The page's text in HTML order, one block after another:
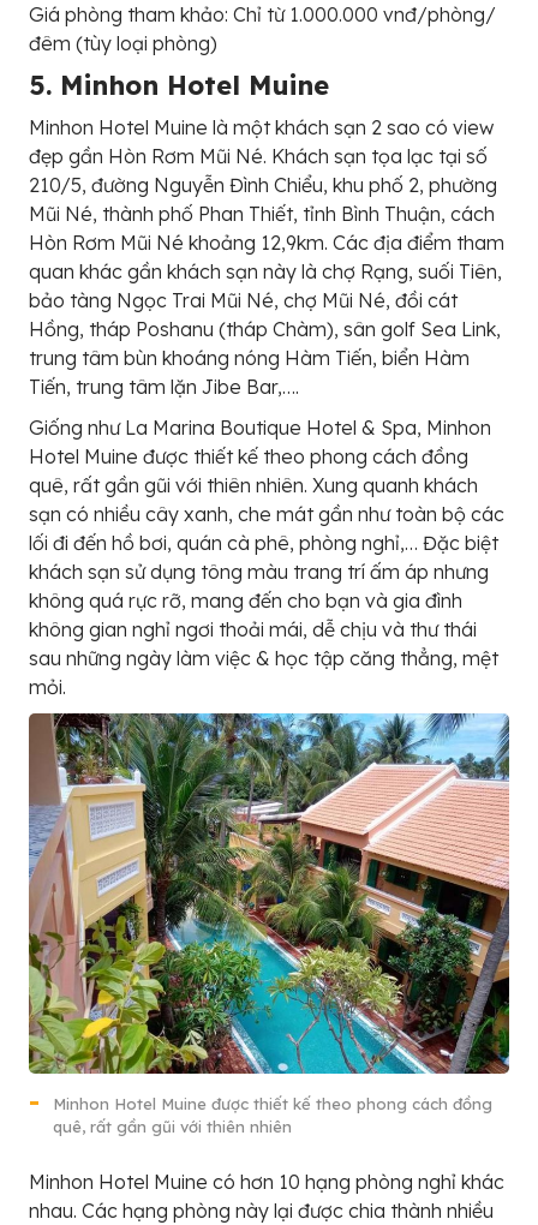
Giá phòng tham khảo: Chỉ từ 1.000.000 vnđ/phòng/
đêm (tùy loại phòng)
5. Minhon Hotel Muine
Minhon Hotel Muine là một khách sạn 2 sao có view
đẹp gần Hòn Rơm Mũi Né. Khách sạn tọa lạc tại số
210/5, đường Nguyễn Đình Chiểu, khu phố 2, phường
Mũi Né, thành phố Phan Thiết, tỉnh Bình Thuận, cách
Hòn Rơm Mũi Né khoảng 12,9km. Các địa điểm tham
quan khác gần khách sạn này là chợ Rạng, suối Tiên,
bảo tàng Ngọc Trai Mũi Né, chợ Mũi Né, đồi cát
Hồng, tháp Poshanu (tháp Chàm), sân golf Sea Link,
trung tâm bùn khoáng nóng Hàm Tiến, biển Hàm
Tiến, trung tâm lặn Jibe Bar,….
Giống như La Marina Boutique Hotel & Spa, Minhon
Hotel Muine được thiết kế theo phong cách đồng
quê, rất gần gũi với thiên nhiên. Xung quanh khách
sạn có nhiều cây xanh, che mát gần như toàn bộ các
lối đi đến hồ bơi, quán cà phê, phòng nghỉ,… Đặc biệt
khách sạn sử dụng tông màu trang trí ấm áp nhưng
không quá rực rỡ, mang đến cho bạn và gia đình
không gian nghỉ ngơi thoải mái, dễ chịu và thư thái
sau những ngày làm việc & học tập căng thẳng, mệt
mỏi.
Minhon Hotel Muine được thiết kế theo phong cách đồng
quê, rất gần gũi với thiên nhiên
Minhon Hotel Muine có hơn 10 hạng phòng nghỉ khác
nhau. Các hạng phòng này lại được chia thành nhiều